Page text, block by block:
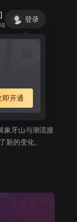
登录
即开通
喜剧 乡村生活
象牙山与潮流接
新的变化。